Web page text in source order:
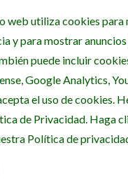
web utiliza cookies para
y para mostrar
puede incluir
Google Analytics,
el uso de cookies.
de Privacidad. Haga
Política de